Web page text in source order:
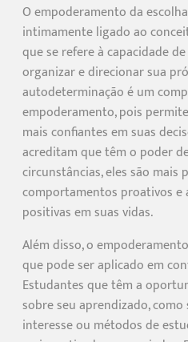
O empoderamento da
intimamente ligado ao
que se refere à capacidade
organizar e direcionar sua
autodeterminação é um
empoderamento, pois
mais confiantes em suas
acreditam que têm o poder
circunstâncias, eles são mais
comportamentos proativos e
positivas em suas vidas.
Além disso, o
que pode ser aplicado em
Estudantes que têm a
sobre seu aprendizado,
interesse ou métodos de